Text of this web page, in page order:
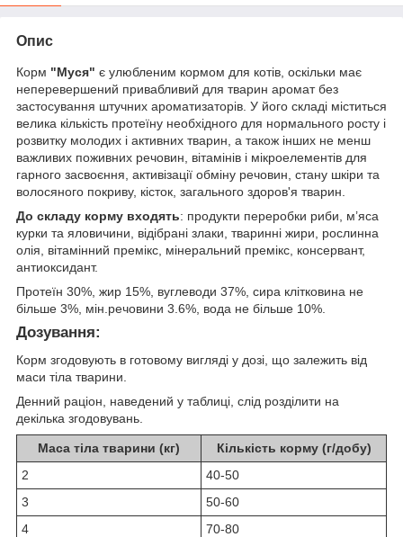
Опис
Корм "Муся" є улюбленим кормом для котів, оскільки має
неперевершений привабливий для тварин аромат без
застосування штучних ароматизаторів. У його складі міститься
велика кількість протеїну необхідного для нормального росту і
розвитку молодих і активних тварин, а також інших не менш
важливих поживних речовин, вітамінів і мікроелементів для
гарного засвоєння, активізації обміну речовин, стану шкіри та
волосяного покриву, кісток, загального здоров'я тварин.
До складу корму входять: продукти переробки риби, м’яса
курки та яловичини, відібрані злаки, тваринні жири, рослинна
олія, вітамінний премікс, мінеральний премікс, консервант,
антиоксидант.
Протеїн 30%, жир 15%, вуглеводи 37%, сира клітковина не
більше 3%, мін.речовини 3.6%, вода не більше 10%.
Дозування:
Корм згодовують в готовому вигляді у дозі, що залежить від
маси тіла тварини.
Денний раціон, наведений у таблиці, слід розділити на
декілька згодовувань.
Маса тіла тварини (кг)
Кількість корму (г/добу)
2
40-50
3
50-60
4
70-80